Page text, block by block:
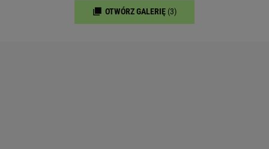
OTWÓRZ GALERIĘ (3)